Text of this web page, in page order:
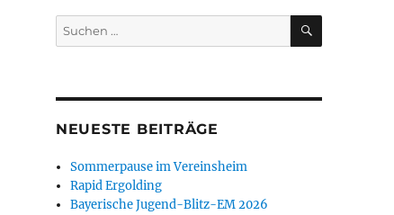
Suchen
nach:
SUCHEN
NEUESTE BEITRÄGE
Sommerpause im Vereinsheim
Rapid Ergolding
Bayerische Jugend-Blitz-EM 2026